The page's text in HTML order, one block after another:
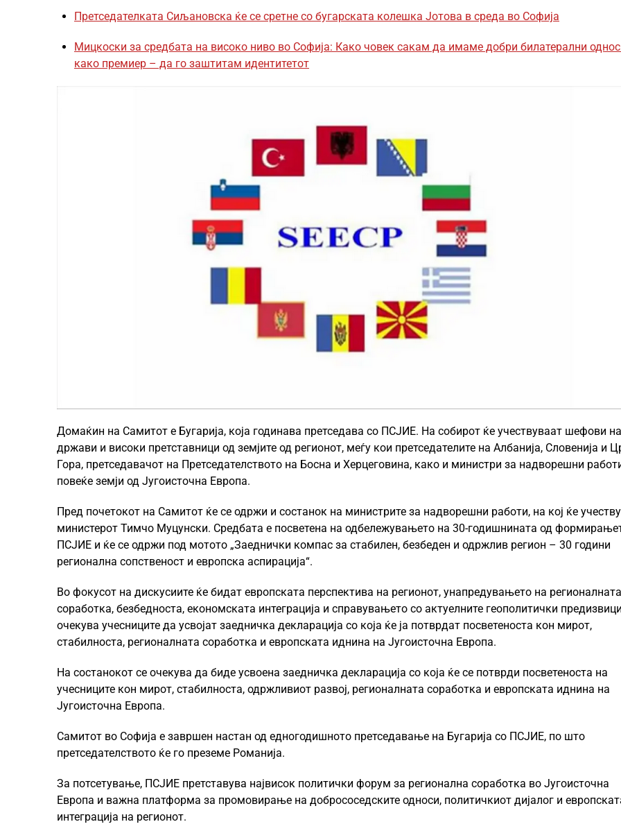
Претседателката Сиљановска ќе се сретне со бугарската колешка Јотова в среда во Софија
Мицкоски за средбата на високо ниво во Софија: Како човек сакам да имаме добри билатерални
како премиер – да го заштитам идентитетот
Домаќин на Самитот е Бугарија, која годинава претседава со ПСЈИЕ. На собирот ќе учествуваат шефови на
држави и високи претставници од земјите од регионот, меѓу кои претседателите на Албанија, Словенија и
Гора, претседавачот на Претседателството на Босна и Херцеговина, како и министри за надворешни
повеќе земји од Југоисточна Европа.
Пред почетокот на Самитот ќе се одржи и состанок на министрите за надворешни работи, на кој ќе
министерот Тимчо Муцунски. Средбата е посветена на одбележувањето на 30-годишнината од
ПСЈИЕ и ќе се одржи под мотото „Заеднички компас за стабилен, безбеден и одржлив регион – 30 години
регионална сопственост и европска аспирација“.
Во фокусот на дискусиите ќе бидат европската перспектива на регионот, унапредувањето на регионалната
соработка, безбедноста, економската интеграција и справувањето со актуелните геополитички
очекува учесниците да усвојат заедничка декларација со која ќе ја потврдат посветеноста кон мирот,
стабилноста, регионалната соработка и европската иднина на Југоисточна Европа.
На состанокот се очекува да биде усвоена заедничка декларација со која ќе се потврди посветеноста на
учесниците кон мирот, стабилноста, одржливиот развој, регионалната соработка и европската иднина на
Југоисточна Европа.
Самитот во Софија е завршен настан од едногодишното претседавање на Бугарија со ПСЈИЕ, по што
претседателството ќе го преземе Романија.
За потсетување, ПСЈИЕ претставува највисок политички форум за регионална соработка во Југоисточна
Европа и важна платформа за промовирање на добрососедските односи, политичкиот дијалог и
интеграција на регионот.